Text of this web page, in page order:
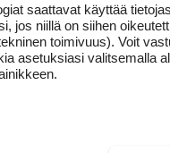
ja pelattu Rion
Miesten ennätys
ja tuloksen 61
Sabbatinin toimesta.
Tokion
kierroksella (Suomen
saattavat käyttää
jos niillä on siihen
toimivuus). Voit
asetuksiasi valitsemalla